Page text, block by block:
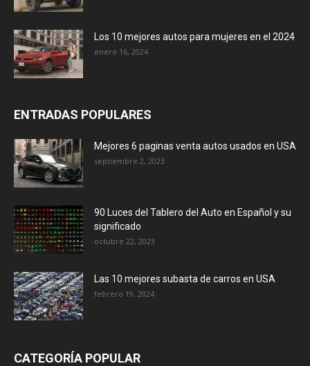
Los 10 mejores autos para mujeres en el 2024
enero 16, 2024
ENTRADAS POPULARES
Mejores 6 paginas venta autos usados en USA
septiembre 2, 2023
90 Luces del Tablero del Auto en Español y su
significado
octubre 22, 2023
Las 10 mejores subasta de carros en USA
febrero 19, 2024
CATEGORÍA POPULAR